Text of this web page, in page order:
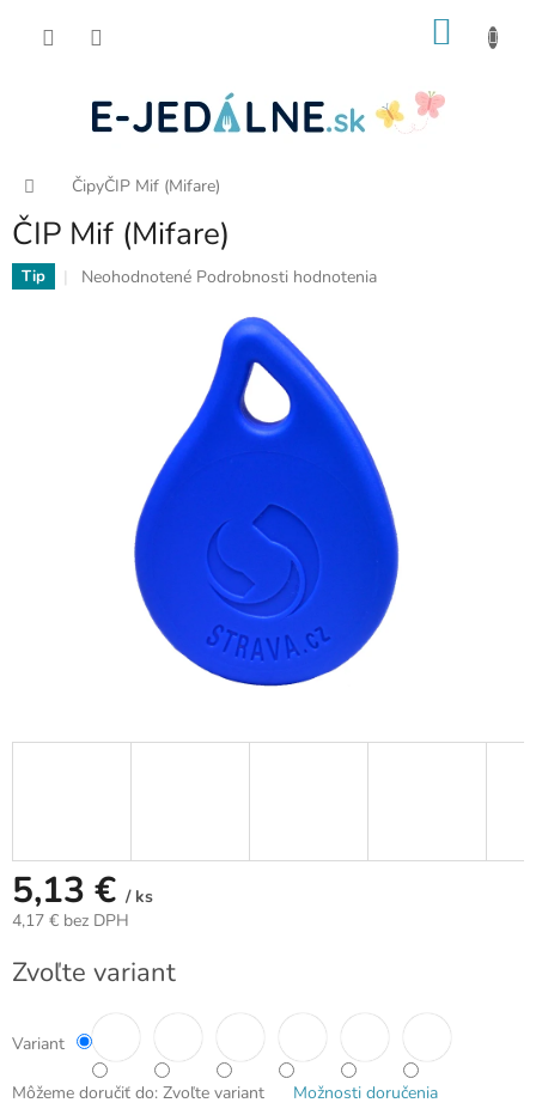
Domov
ČipyČIP Mif (Mifare)
ČIP Mif (Mifare)
Tip
Priemerné
Neohodnotené Podrobnosti hodnotenia
5,13 € / ks
4,17 € bez DPH
cena:
Zvoľte variant
Variant
Môžeme doručiť do: Zvoľte variant Možnosti doručenia